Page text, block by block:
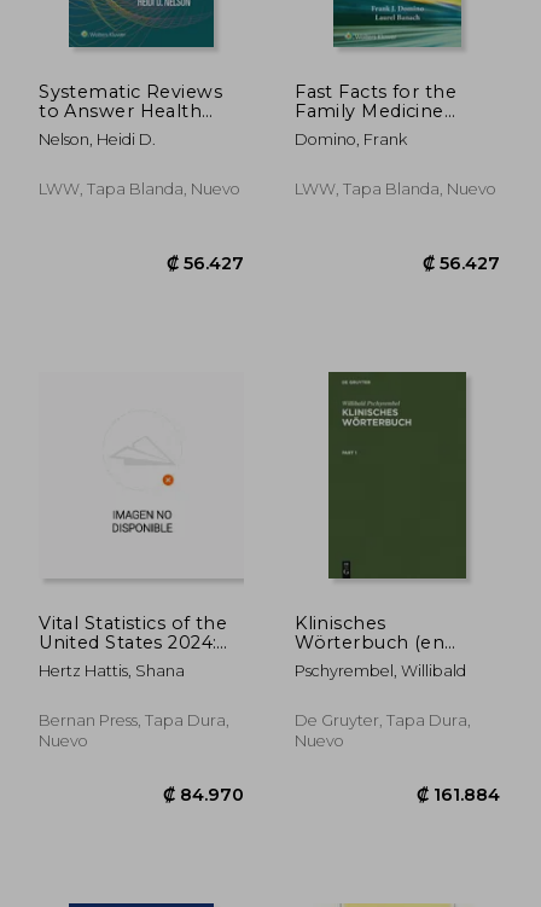
₡ 205.863 ₡
Systematic Reviews
to Answer Health
Care Questions (en
Inglés)
Nelson, Heidi D.
LWW, Tapa Blanda, Nuevo
Fast Facts for the
Family Medicine
Board Review (en
Inglés)
Domino, Frank
LWW, Tapa Blanda, Nuevo
Vital Statistics of the
United States 2024:
Births, Life
Expectancy, Death,
Data (en Inglés)
Hertz Hattis, Shana
Bernan Press, Tapa Dura,
Nuevo
Klinisches
Wörterbuch (en
Alemán)
Pschyrembel, Willibald
De Gruyter, Tapa Dura,
Nuevo